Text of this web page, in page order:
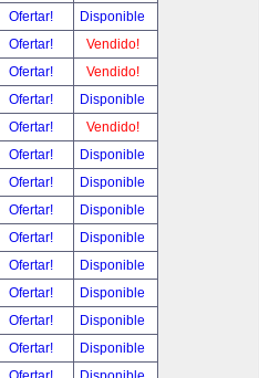
Ofertar!
Disponible
Ofertar!
Vendido!
Ofertar!
Vendido!
Ofertar!
Disponible
Ofertar!
Vendido!
Ofertar!
Disponible
Ofertar!
Disponible
Ofertar!
Disponible
Ofertar!
Disponible
Ofertar!
Disponible
Ofertar!
Disponible
Ofertar!
Disponible
Ofertar!
Disponible